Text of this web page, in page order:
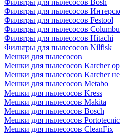
Фильтры для пылесосов Bosh
Фильтры для пылесосов
Фильтры для пылесосов Festool
Фильтры для пылесосов
Фильтры для пылесосов Hitachi
Фильтры для пылесосов Nilfisk
Мешки для пылесосов
Мешки для пылесосов Karcher
Мешки для пылесосов Karcher
Мешки для пылесосов Metabo
Мешки для пылесосов Kress
Мешки для пылесосов Makita
Мешки для пылесосов Bosch
Мешки для пылесосов
Мешки для пылесосов CleanFix